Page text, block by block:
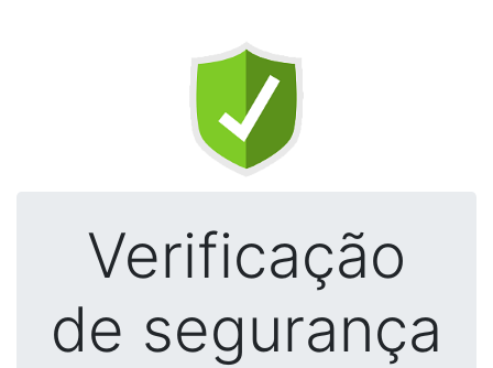
Verificação
de segurança